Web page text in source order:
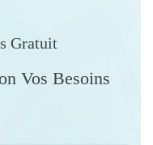
Gratuit
Vos Besoins